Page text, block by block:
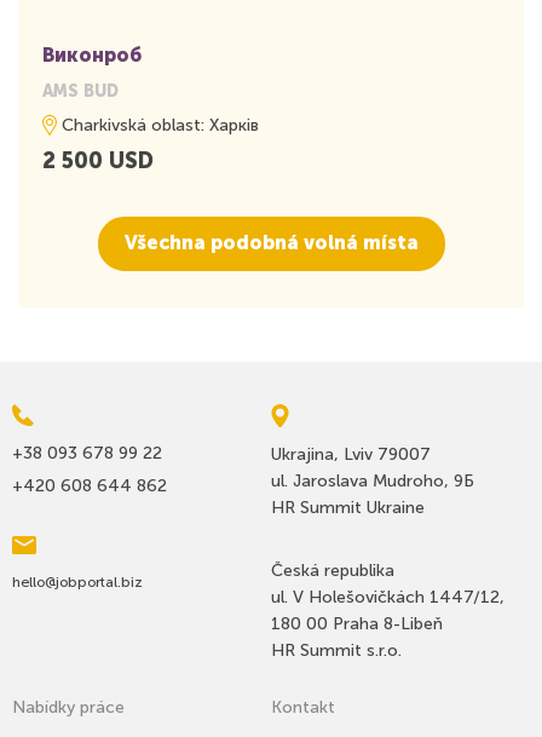
Виконроб
AMS BUD
Charkivská oblast: Харків
2 500 USD
Všechna podobná volná místa
Ukrajina, Lviv 79007
ul. Jaroslava Mudroho, 9Б
HR Summit Ukraine
Česká republika
ul. V Holešovičkách 1447/12,
180 00 Praha 8-Libeň
HR Summit s.r.o.
+38 093 678 99 22
+420 608 644 862
hello@jobportal.biz
Nabídky práce Kontakt